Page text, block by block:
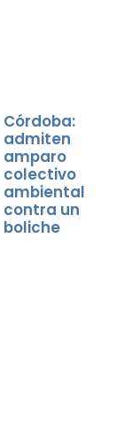
Córdoba:
admiten
amparo
colectivo
ambiental
contra un
boliche